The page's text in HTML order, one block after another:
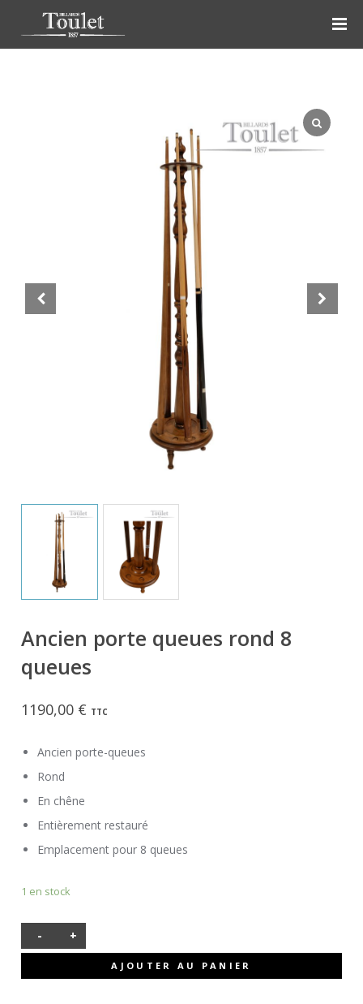
Ancien porte queues rond 8
queues
1190,00 € TTC
Ancien porte-queues
Rond
En chêne
Entièrement restauré
Emplacement pour 8 queues
1 en stock
- QUANTITÉ
DE ANCIEN
+
AJOUTER AU PANIER